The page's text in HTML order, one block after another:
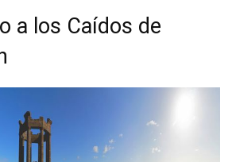
a los Caídos de